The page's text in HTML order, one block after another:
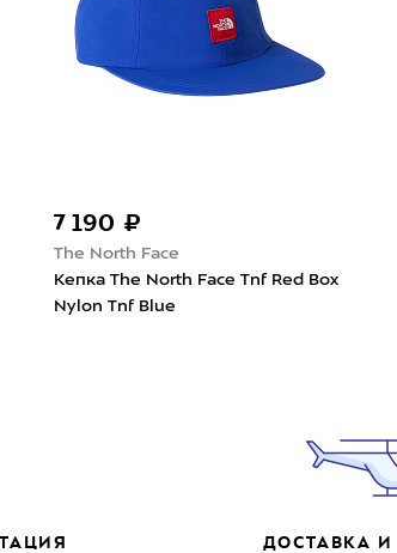
7 190 ₽
The North Face
Кепка The North Face Tnf Red Box
Nylon Tnf Blue
ДОСТАВКА И